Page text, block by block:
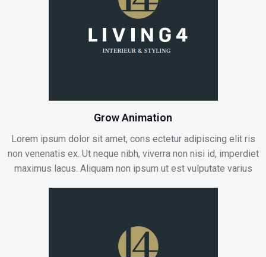
Grow Animation
Lorem ipsum dolor sit amet, cons ectetur adipiscing elit ris
non venenatis ex. Ut neque nibh, viverra non nisi id, imperdiet
maximus lacus. Aliquam non ipsum ut est vulputate varius